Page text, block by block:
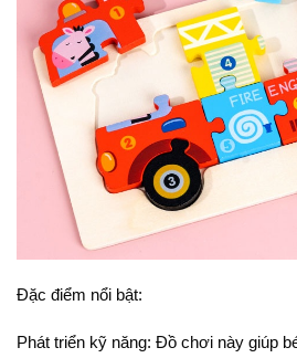
Đặc điểm nổi bật:
Phát triển kỹ năng: Đồ chơi này giúp